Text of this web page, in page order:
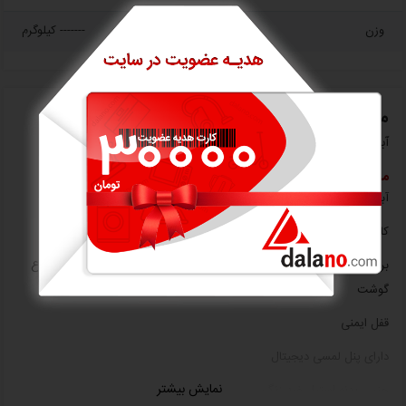
وزن ------- کیلوگرم
نمایش بیشتر
معرفی اجمالی
آبمیوه گیری 4 کاره تکنو مدل Te-315
مشخصات
آبمیوه گیری چهارکاره تکنو مدل Te-315
کارکرد: چهار کاره
برای استفاده برای تمامی مواد غذایی میوه، سبزیجات، غلات و خشکبار و انواع
گوشت
قفل ایمنی